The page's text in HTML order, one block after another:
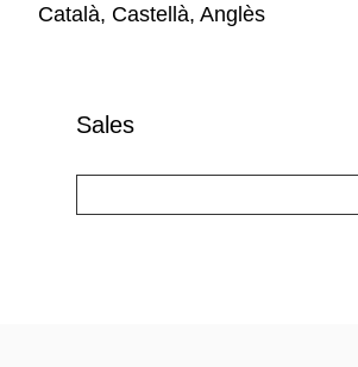
Català, Castellà, Anglès
Sales